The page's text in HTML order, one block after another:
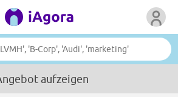
aufzeigen